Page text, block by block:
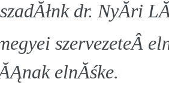
dr. NyĂ­ri
szervezeteÂ
elnĂśke.